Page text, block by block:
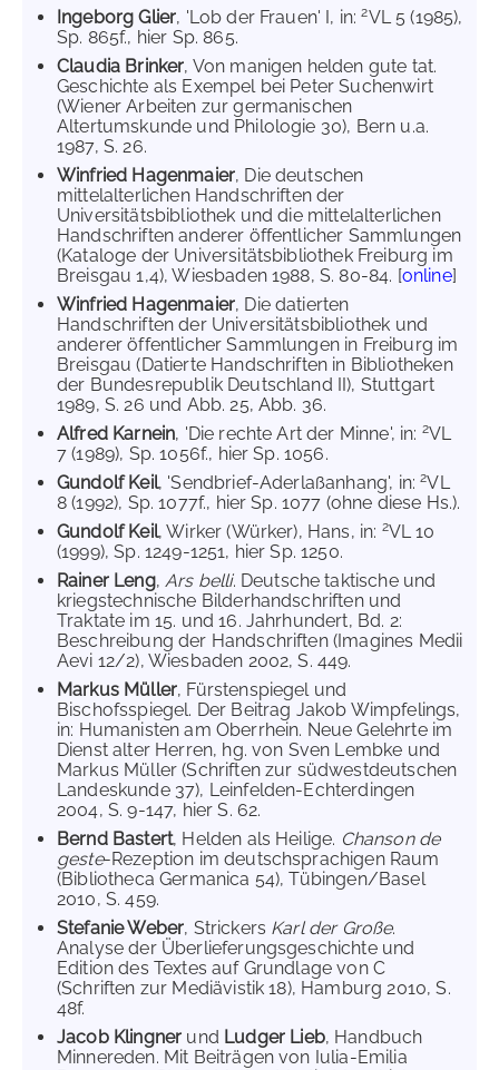
Ingeborg Glier, 'Lob der Frauen' I, in:2VL 5 (1985),
Sp. 865f., hier Sp. 865.
Claudia Brinker, Von manigen helden gute tat.
Geschichte als Exempel bei Peter Suchenwirt
(Wiener Arbeiten zur germanischen
Altertumskunde und Philologie 30), Bern u.a.
1987, S. 26.
Winfried Hagenmaier, Die deutschen
mittelalterlichen Handschriften der
Universitätsbibliothek und die mittelalterlichen
Handschriften anderer öffentlicher Sammlungen
(Kataloge der Universitätsbibliothek Freiburg im
Breisgau 1,4), Wiesbaden 1988, S. 80-84. [online]
Winfried Hagenmaier, Die datierten
Handschriften der Universitätsbibliothek und
anderer öffentlicher Sammlungen in Freiburg im
Breisgau (Datierte Handschriften in Bibliotheken
der Bundesrepublik Deutschland II), Stuttgart
1989, S. 26 und Abb. 25, Abb. 36.
Alfred Karnein, 'Die rechte Art der Minne', in: 2VL
7 (1989), Sp. 1056f., hier Sp. 1056.
Gundolf Keil, 'Sendbrief-Aderlaßanhang', in:2VL
8 (1992), Sp. 1077f., hier Sp. 1077 (ohne diese Hs.).
Gundolf Keil, Wirker (Würker), Hans, in: 2VL 10
(1999), Sp. 1249-1251, hier Sp. 1250.
Rainer Leng,Ars belli. Deutsche taktische und
kriegstechnische Bilderhandschriften und
Traktate im 15. und 16. Jahrhundert, Bd. 2:
Beschreibung der Handschriften (Imagines Medii
Aevi 12/2), Wiesbaden 2002, S. 449.
Markus Müller, Fürstenspiegel und
Bischofsspiegel. Der Beitrag Jakob Wimpfelings,
in: Humanisten am Oberrhein. Neue Gelehrte im
Dienst alter Herren, hg. von Sven Lembke und
Markus Müller (Schriften zur südwestdeutschen
Landeskunde 37), Leinfelden-Echterdingen
2004, S. 9-147, hier S. 62.
Bernd Bastert, Helden als Heilige. Chanson de
geste-Rezeption im deutschsprachigen Raum
(Bibliotheca Germanica 54), Tübingen/Basel
2010, S. 459.
Stefanie Weber, Strickers Karl der Große.
Analyse der Überlieferungsgeschichte und
Edition des Textes auf Grundlage von C
(Schriften zur Mediävistik 18), Hamburg 2010, S.
48f.
Jacob Klingner und Ludger Lieb, Handbuch
Minnereden. Mit Beiträgen von Iulia-Emilia